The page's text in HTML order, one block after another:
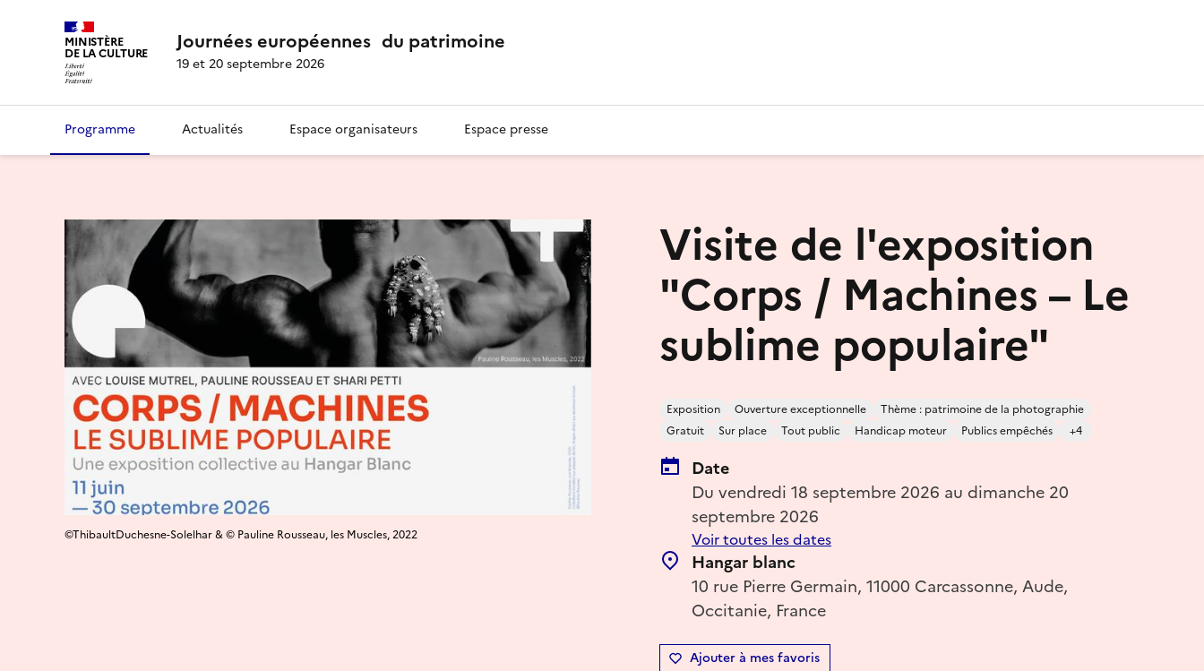
MINISTÈRE
DE LA CULTURE Journées européennes du patrimoine
19 et 20 septembre 2026
Programme Actualités Espace organisateurs Espace presse
Visite de l'exposition
"Corps / Machines – Le
sublime populaire"
Exposition Ouverture exceptionnelle
Thème : patrimoine de la photographie
Gratuit
Sur place Tout public Handicap moteur Publics empêchés +4
Date
Du vendredi 18 septembre 2026 au dimanche 20
septembre 2026
Voir toutes les dates
Hangar blanc
10 rue Pierre Germain, 11000 Carcassonne, Aude,
Occitanie, France
Ajouter à mes favoris
©ThibaultDuchesne-Solelhar & © Pauline Rousseau, les Muscles, 2022